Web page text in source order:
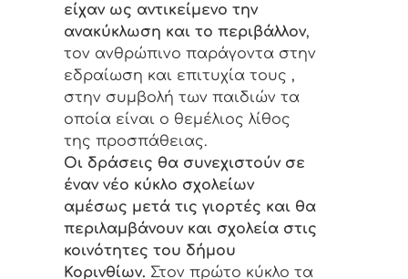
είχαν ως αντικείμενο την
ανακύκλωση και το περιβάλλον,
τον ανθρώπινο παράγοντα στην
εδραίωση και επιτυχία τους ,
στην συμβολή των παιδιών τα
οποία είναι ο θεμέλιος λίθος
της προσπάθειας.
Οι δράσεις θα συνεχιστούν σε
έναν νέο κύκλο σχολείων
αμέσως μετά τις γιορτές και θα
περιλαμβάνουν και σχολεία στις
κοινότητες του δήμου
Κορινθίων. Στον πρώτο κύκλο τα